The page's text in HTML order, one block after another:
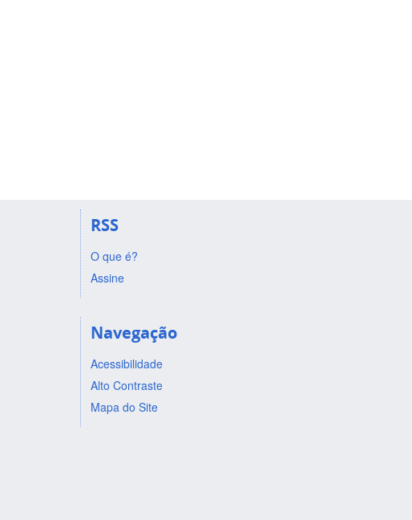
RSS
O que é?
Assine
Navegação
Acessibilidade
Alto Contraste
Mapa do Site